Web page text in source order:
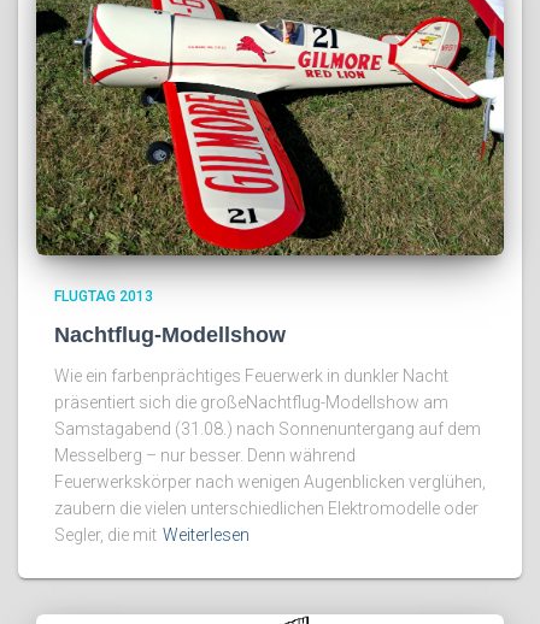
FLUGTAG 2013
Nachtflug-Modellshow
Wie ein farbenprächtiges Feuerwerk in dunkler Nacht
präsentiert sich die großeNachtflug-Modellshow am
Samstagabend (31.08.) nach Sonnenuntergang auf dem
Messelberg – nur besser. Denn während
Feuerwerkskörper nach wenigen Augenblicken verglühen,
zaubern die vielen unterschiedlichen Elektromodelle oder
Segler, die mit Weiterlesen